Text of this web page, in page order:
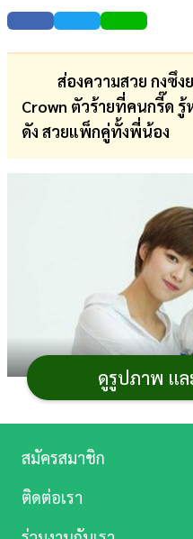
ส่องความสวย กงซึง
Crown ตัวร้ายที่คนกรี๊ด
ดัง สวยแพ็กคู่ทั้งพี่น้อง
ดูรูปภาพ แล
ตรวจ
หวย
บอล
สด
บันเทิง
ดู
หนัง
สมัครสมาชิก
ติดต่อเรา